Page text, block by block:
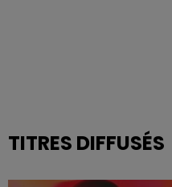
TITRES DIFFUSÉS